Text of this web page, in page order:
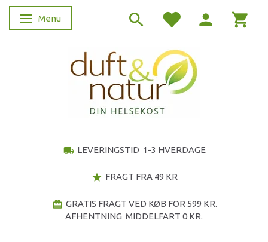
Skifte navigation
Menu
local_shipping LEVERINGSTID 1-3 HVERDAGE
star FRAGT FRA 49 KR
redeem GRATIS FRAGT VED KØB FOR 599 KR.
AFHENTNING MIDDELFART 0 KR.